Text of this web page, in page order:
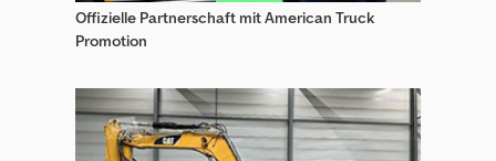
Steinbock Seitenstapler
Steinbock Wn Gabelstapler
Steinbock Wp Gabelstapler
Offizielle Partnerschaft mit American Truck
Promotion